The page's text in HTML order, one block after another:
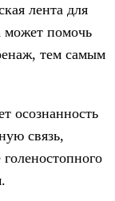
лента для
может помочь
тем самым
осознанность
связь,